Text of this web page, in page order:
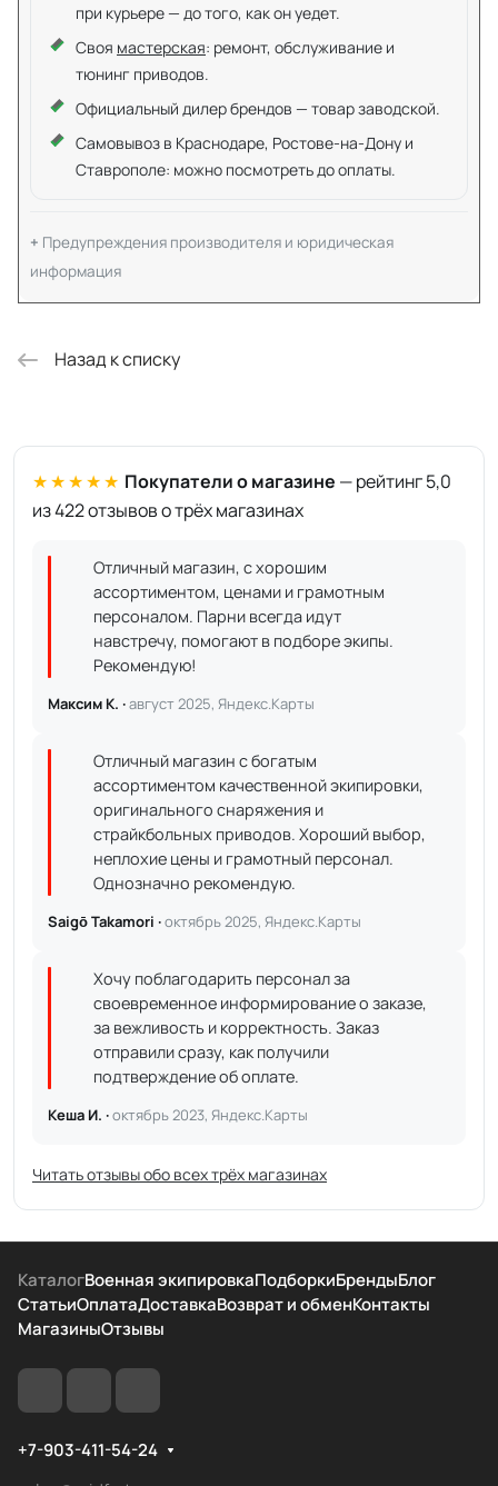
при курьере — до того, как он уедет.
Своя мастерская: ремонт, обслуживание и
тюнинг приводов.
Официальный дилер брендов — товар заводской.
Самовывоз в Краснодаре, Ростове-на-Дону и
Ставрополе: можно посмотреть до оплаты.
Предупреждения производителя и юридическая
информация
Назад к списку
★★★★★ Покупатели о магазине — рейтинг 5,0
из 422 отзывов о трёх магазинах
Отличный магазин, с хорошим
ассортиментом, ценами и грамотным
персоналом. Парни всегда идут
навстречу, помогают в подборе экипы.
Рекомендую!
Максим К. ·август 2025, Яндекс.Карты
Отличный магазин с богатым
ассортиментом качественной экипировки,
оригинального снаряжения и
страйкбольных приводов. Хороший выбор,
неплохие цены и грамотный персонал.
Однозначно рекомендую.
Saigō Takamori ·октябрь 2025, Яндекс.Карты
Хочу поблагодарить персонал за
своевременное информирование о заказе,
за вежливость и корректность. Заказ
отправили сразу, как получили
подтверждение об оплате.
Кеша И. ·октябрь 2023, Яндекс.Карты
Читать отзывы обо всех трёх магазинах
КаталогВоенная экипировкаПодборкиБрендыБлог
СтатьиОплатаДоставкаВозврат и обменКонтакты
МагазиныОтзывы
+7-903-411-54-24